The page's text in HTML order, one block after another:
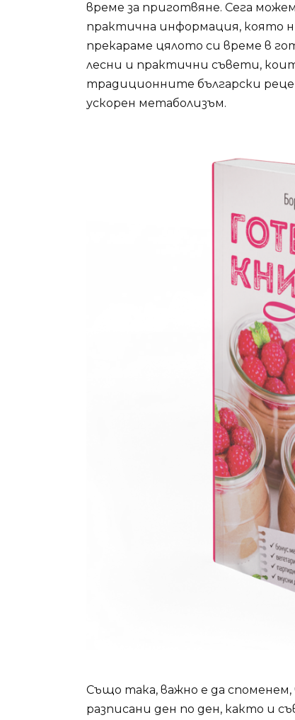
време за приготвяне. Сега
практична информация, която
прекараме цялото си време в
лесни и практични съвети,
традиционните български
ускорен метаболизъм.
Също така, важно е да
разписани ден по ден, както и